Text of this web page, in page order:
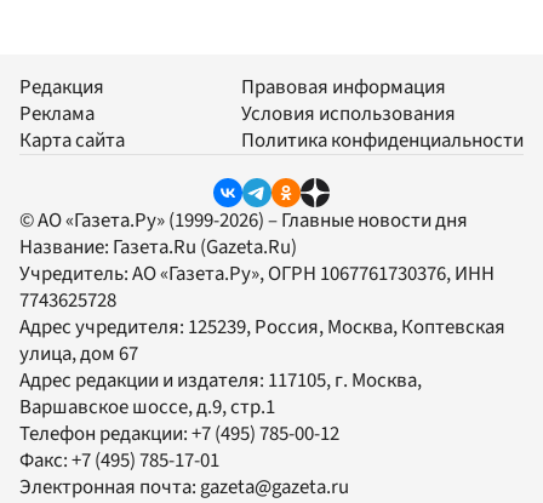
Редакция
Реклама
Карта сайта
Правовая информация
Условия использования
Политика конфиденциальности
© АО «Газета.Ру» (1999-2026) – Главные новости дня
Название: Газета.Ru (Gazeta.Ru)
Учредитель:АО «Газета.Ру», ОГРН 1067761730376, ИНН
7743625728
Адрес учредителя: 125239, Россия, Москва, Коптевская
улица, дом 67
Адрес редакции и издателя: 117105, г. Москва,
Варшавское шоссе, д.9, стр.1
Телефон редакции:+7 (495) 785-00-12
Факс:+7 (495) 785-17-01
Электронная почта:gazeta@gazeta.ru